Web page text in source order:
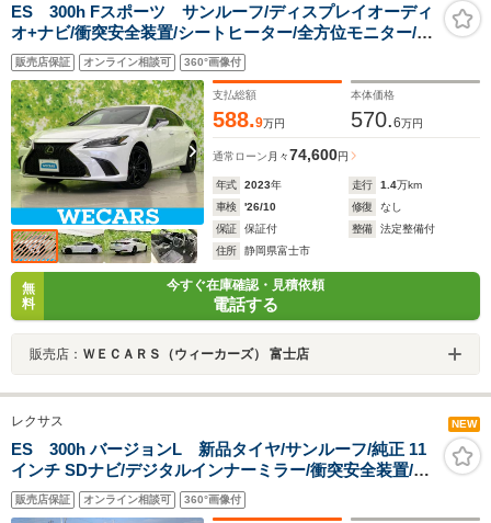
ES 300h Fスポーツ サンルーフ/ディスプレイオーディ
オ+ナビ/衝突安全装置/シートヒーター/全方位モニター/車
線逸脱防止支援システム/シート フルレザー/ヘッドランプ
LED/Bluetooth接続
販売店保証 オンライン相談可 360°画像付
支払総額
588.9万円
本体価格
570.6万円
通常ローン 月々74,600円
年式 2023年 走行 1.4万km
車検
'26/10 修復
なし
保証
保証付 整備
法定整備付
住所
静岡県富士市
無
料
今すぐ在庫確認・見積依頼
電話する
販売店： ＷＥＣＡＲＳ（ウィーカーズ） 富士店
レクサス NEW
ES 300h バージョンL 新品タイヤ/サンルーフ/純正 11
インチ SDナビ/デジタルインナーミラー/衝突安全装置/シ
ートヒーター/全方位モニター/車線逸脱防止支援システム/
シート フルレザー/ドライブレコーダー 純正
販売店保証 オンライン相談可 360°画像付